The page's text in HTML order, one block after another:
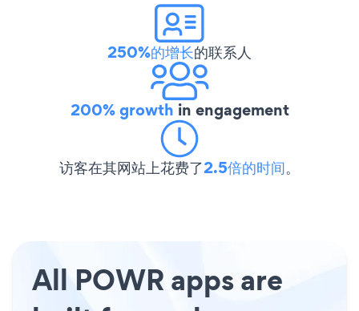
250%的增长的联系人
200% growth in engagement
访客在其网站上花费了2.5倍的时间。
All POWR apps are